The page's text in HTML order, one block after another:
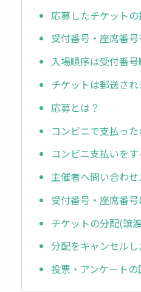
応募したチケット
受付番号・座席番
入場順序は受付番号
チケットは郵送され
応募とは？
コンビニで支払っ
コンビニ支払いを
主催者へ問い合わ
受付番号・座席番
チケットの分配(譲
分配をキャンセル
投票・アンケートの